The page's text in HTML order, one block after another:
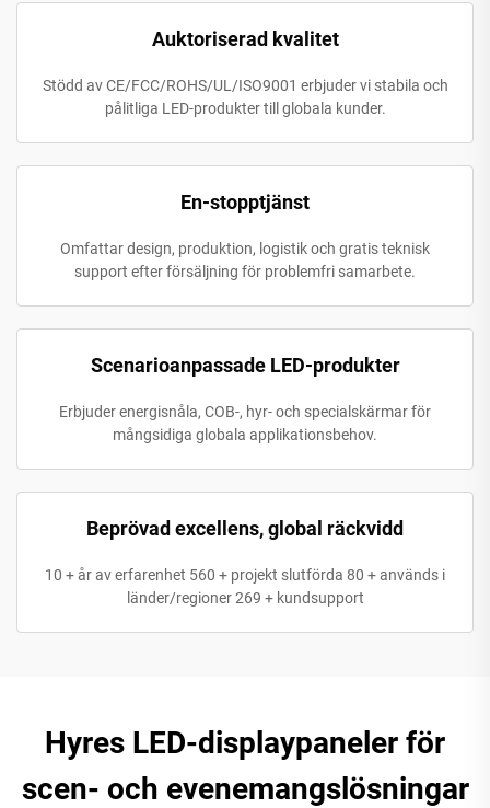
Auktoriserad kvalitet
Stödd av CE/FCC/ROHS/UL/ISO9001 erbjuder vi stabila och
pålitliga LED-produkter till globala kunder.
En-stopptjänst
Omfattar design, produktion, logistik och gratis teknisk
support efter försäljning för problemfri samarbete.
Scenarioanpassade LED-produkter
Erbjuder energisnåla, COB-, hyr- och specialskärmar för
mångsidiga globala applikationsbehov.
Beprövad excellens, global räckvidd
10 + år av erfarenhet 560 + projekt slutförda 80 + används i
länder/regioner 269 + kundsupport
Hyres LED-displaypaneler för
scen- och evenemangslösningar